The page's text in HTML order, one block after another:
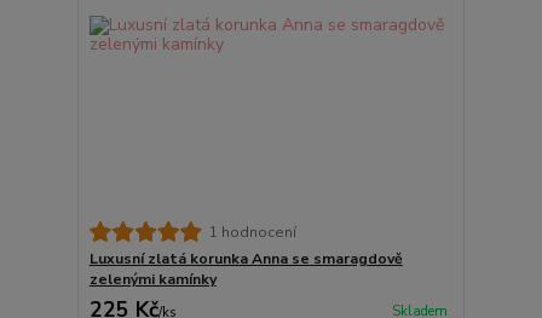
1 hodnocení
Luxusní zlatá korunka Anna se smaragdově
zelenými kamínky
225 Kč/ks Skladem